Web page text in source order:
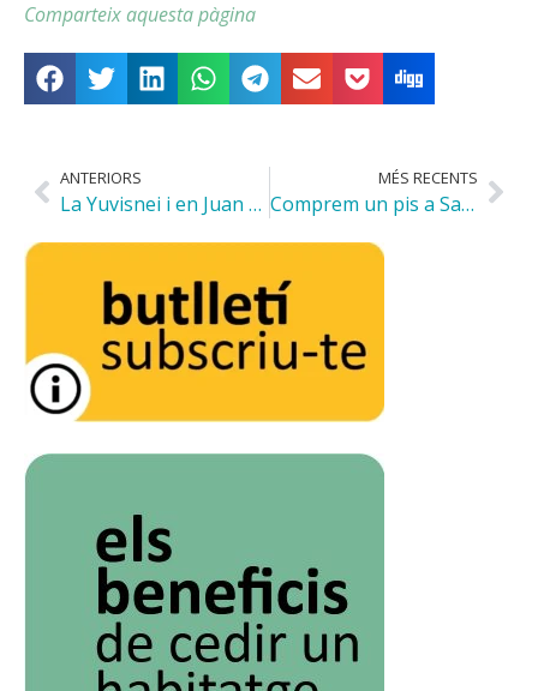
Comparteix aquesta pàgina
ANTERIORS
La Yuvisnei i en Juan Pablo ja tenen pis
MÉS RECENTS
Comprem un pis a Santa Coloma de Gramanet